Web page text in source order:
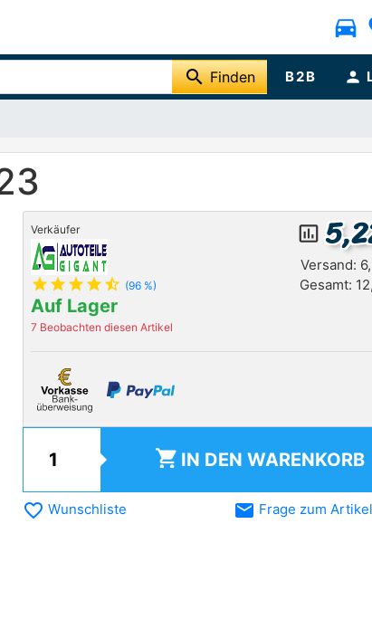
directions_car
search Finden B2B person
Verkäufer
star star star star star_half (96 %)
Auf Lager
7 Beobachten diesen Artikel
insert_chart_outlined
Versand:
Gesamt:
shopping_cart IN DEN WARENKORB
favorite_border Wunschliste email Frage zum Artikel